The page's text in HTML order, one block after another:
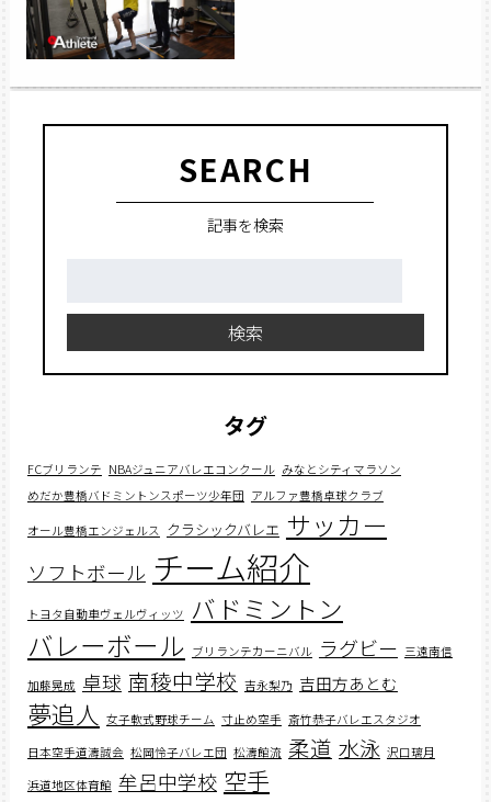
SEARCH
記事を検索
検索
タグ
FCブリランテ NBAジュニアバレエコンクール みなとシティマラソン
めだか豊橋バドミントンスポーツ少年団 アルファ豊橋卓球クラブ
オール豊橋エンジェルス クラシックバレエ サッカー
ソフトボール チーム紹介
トヨタ自動車ヴェルヴィッツ バドミントン
バレーボール ブリランテカーニバル ラグビー 三遠南信
加藤晃成 卓球 南稜中学校 吉永梨乃 吉田方あとむ
夢追人 女子軟式野球チーム 寸止め空手 斎竹恭子バレエスタジオ
日本空手道濤誠会 松岡怜子バレエ団 松濤館流 柔道 水泳 沢口璃月
浜道地区体育館 牟呂中学校 空手